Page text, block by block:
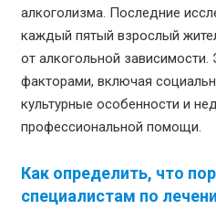
алкоголизма. Последние
каждый пятый взрослый
от алкогольной
факторами, включая
культурные особенности и
профессиональной помощи.
Как определить, что
специалистам по